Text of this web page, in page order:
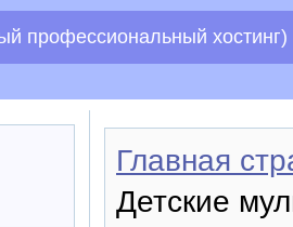
профессиональный хостинг)
Главная
Детские